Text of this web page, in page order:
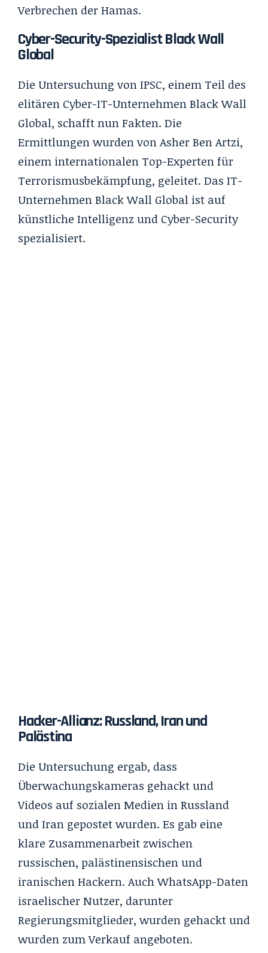
Verbrechen der Hamas.
Cyber-Security-Spezialist Black Wall
Global
Die Untersuchung von IPSC, einem Teil des
elitären Cyber-IT-Unternehmen Black Wall
Global, schafft nun Fakten. Die
Ermittlungen wurden von Asher Ben Artzi,
einem internationalen Top-Experten für
Terrorismusbekämpfung, geleitet. Das IT-
Unternehmen Black Wall Global ist auf
künstliche Intelligenz und Cyber-Security
spezialisiert.
Hacker-Allianz: Russland, Iran und
Palästina
Die Untersuchung ergab, dass
Überwachungskameras gehackt und
Videos auf sozialen Medien in Russland
und Iran gepostet wurden. Es gab eine
klare Zusammenarbeit zwischen
russischen, palästinensischen und
iranischen Hackern. Auch WhatsApp-Daten
israelischer Nutzer, darunter
Regierungsmitglieder, wurden gehackt und
wurden zum Verkauf angeboten.